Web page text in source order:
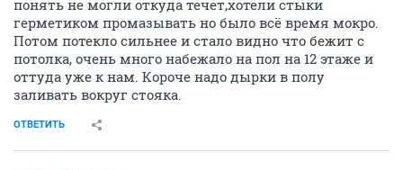
понять не могли откуда течет,хотели стыки
герметиком промазывать но было всё время мокро.
Потом потекло сильнее и стало видно что бежит с
потолка, очень много набежало на пол на 12 этаже и
оттуда уже к нам. Короче надо дырки в полу
заливать вокруг стояка.
ОТВЕТИТЬ